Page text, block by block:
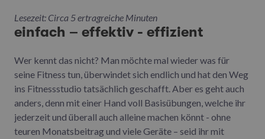
Lesezeit: Circa 5 ertragreiche Minuten
einfach – effektiv - effizient
Wer kennt das nicht? Man möchte mal wieder was für
seine Fitness tun, überwindet sich endlich und hat den Weg
ins Fitnessstudio tatsächlich geschafft. Aber es geht auch
anders, denn mit einer Hand voll Basisübungen, welche ihr
jederzeit und überall auch alleine machen könnt - ohne
teuren Monatsbeitrag und viele Geräte – seid ihr mit